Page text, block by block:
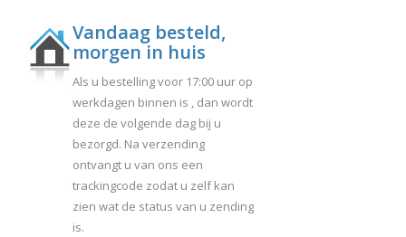
Vandaag besteld,
morgen in huis
Als u bestelling voor 17:00 uur op
werkdagen binnen is , dan wordt
deze de volgende dag bij u
bezorgd. Na verzending
ontvangt u van ons een
trackingcode zodat u zelf kan
zien wat de status van u zending
is.